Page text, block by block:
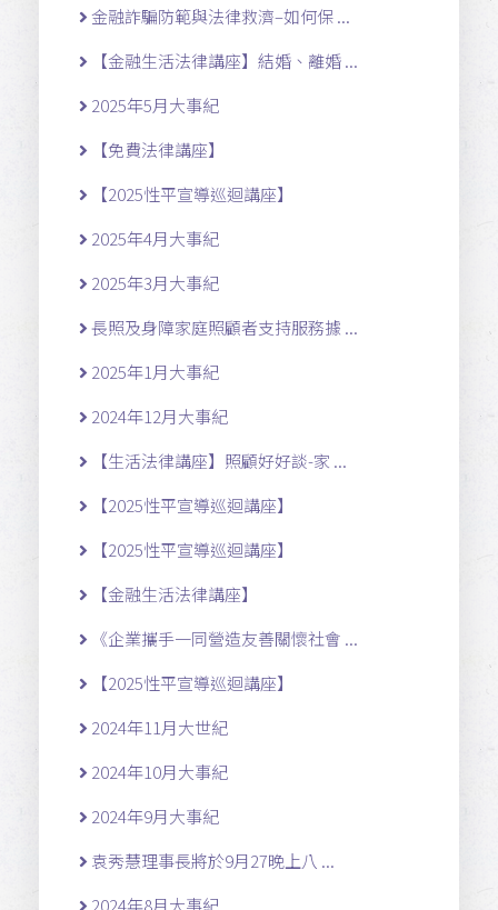
金融詐騙防範與法律救濟–如何保 ...
【金融生活法律講座】結婚、離婚 ...
2025年5月大事紀
【免費法律講座】
【2025性平宣導巡迴講座】
2025年4月大事紀
2025年3月大事紀
長照及身障家庭照顧者支持服務據 ...
2025年1月大事紀
2024年12月大事紀
【生活法律講座】照顧好好談-家 ...
【2025性平宣導巡迴講座】
【2025性平宣導巡迴講座】
【金融生活法律講座】
《企業攜手一同營造友善關懷社會 ...
【2025性平宣導巡迴講座】
2024年11月大世紀
2024年10月大事紀
2024年9月大事紀
袁秀慧理事長將於9月27晚上八 ...
2024年8月大事紀